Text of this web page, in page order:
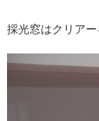
採光窓はクリアー